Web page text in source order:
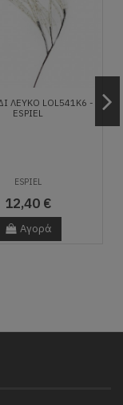
ΛΕΥΚΟ LOL541K6 -
ESPIEL
ESPIEL
12,40 €
Αγορά